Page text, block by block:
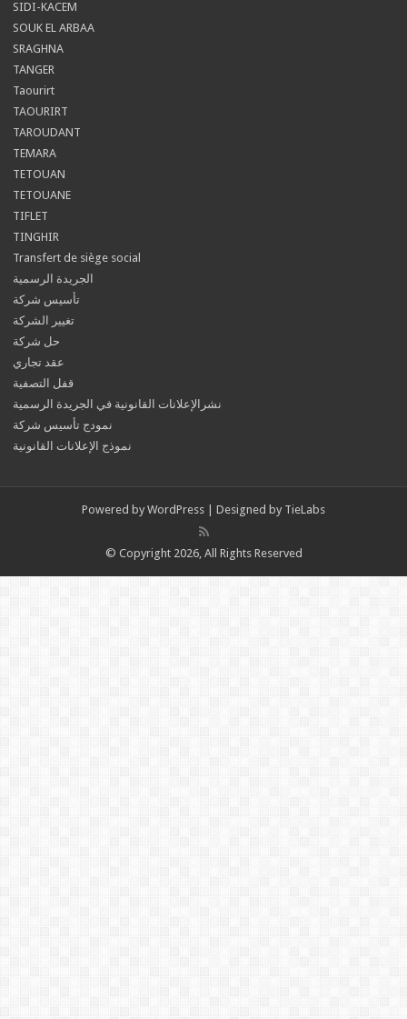
SIDI-KACEM
SOUK EL ARBAA
SRAGHNA
TANGER
Taourirt
TAOURIRT
TAROUDANT
TEMARA
TETOUAN
TETOUANE
TIFLET
TINGHIR
Transfert de siège social
الجريدة الرسمية
تأسيس شركة
تغيير الشركة
حل شركة
عقد تجاري
قفل التصفية
نشرالإعلانات القانونية في الجريدة الرسمية
نمودج تأسيس شركة
نموذج الإعلانات القانونية
Powered by WordPress | Designed by TieLabs
© Copyright 2026, All Rights Reserved